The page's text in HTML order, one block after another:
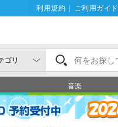
利用規約 ご利用ガイド
音楽